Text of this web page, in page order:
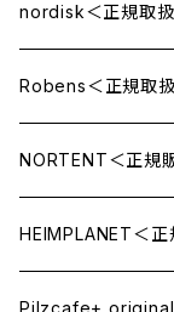
nordisk＜正規取
Robens＜正規取
NORTENT＜正規
HEIMPLANET＜正
Pilzcafe+ original